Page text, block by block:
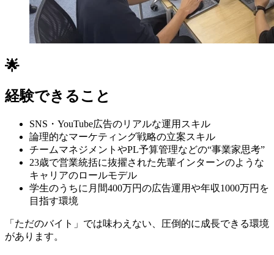
🌟
経験できること
SNS・YouTube広告のリアルな運用スキル
論理的なマーケティング戦略の立案スキル
チームマネジメントやPL予算管理などの“事業家思考”
23歳で営業統括に抜擢された先輩インターンのような
キャリアのロールモデル
学生のうちに月間400万円の広告運用や年収1000万円を
目指す環境
「ただのバイト」では味わえない、圧倒的に成長できる環境
があります。